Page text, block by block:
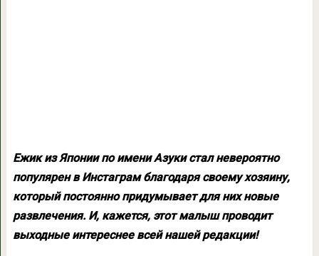
Ежик из Японии по имени Азуки стал невероятно
популярен в Инстаграм благодаря своему хозяину,
который постоянно придумывает для них новые
развлечения. И, кажется, этот малыш проводит
выходные интереснее всей нашей редакции!